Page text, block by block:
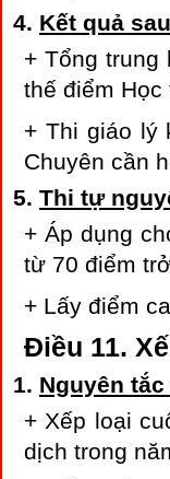
Kết quả
+ Tổng
thế điểm Học
+ Thi giáo lý
Chuyên cần
Thi tự
+ Áp dụng
từ 70 điểm
+ Lấy điểm
Điều 11.
Nguyên
+ Xếp loại
dịch trong